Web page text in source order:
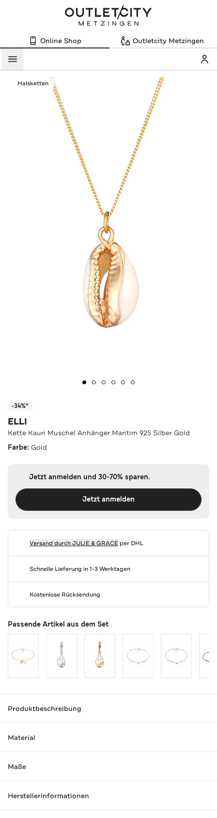
Online Shop Outletcity Metzingen
Menü
Halsketten
-34%*
ELLI
Kette Kauri Muschel Anhänger Maritim 925 Silber Gold
Farbe: Gold
Jetzt anmelden und 30-70% sparen.
Jetzt anmelden
Versand durchJULIE & GRACEper DHL
Schnelle Lieferung in 1-3 Werktagen
Kostenlose Rücksendung
Passende Artikel aus dem Set
Produktbeschreibung
Material
Maße
Herstellerinformationen